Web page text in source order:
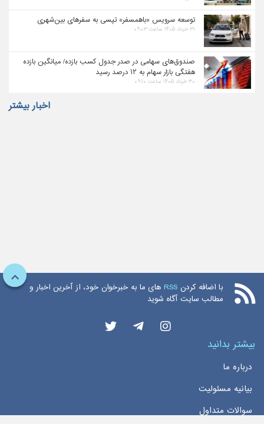
توسعه سرویس «باهمسفر» تپسی به سفرهای بین‌شهری
۳۱ خرداد ۱۴۰۵ ساعت ۰۹:۰۳
صندوق‌های سهامی در صدر جدول کسب بازده/ میانگین بازده
هفتگی بازار سهام به ۱۲ درصد رسید
۳۰ خرداد ۱۴۰۵ ساعت ۰۹:۱۰
اخبار بیشتر
با اضافه کردن RSS های ما به خبرخوان خود، از آخرین اخبار و
مطالب سایت آگاه شوید
بیشتر بدانید
درباره ما
بیانیه مسئولیت
سوالات متداول